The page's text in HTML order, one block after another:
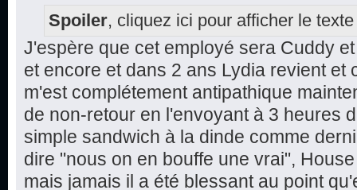
Spoiler, cliquez ici pour afficher le texte
J'espère que cet employé sera Cuddy
et encore et dans 2 ans Lydia revient et
m'est complétement antipathique
de non-retour en l'envoyant à 3 heures
simple sandwich à la dinde comme
dire "nous on en bouffe une vrai",
mais jamais il a été blessant au point